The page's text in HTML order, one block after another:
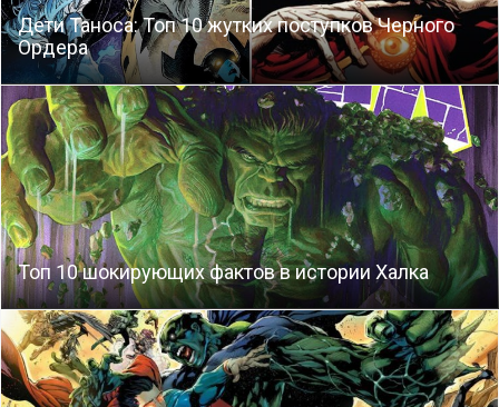
Дети Таноса: Топ 10 жутких поступков Черного
Ордера
Топ 10 шокирующих фактов в истории Халка